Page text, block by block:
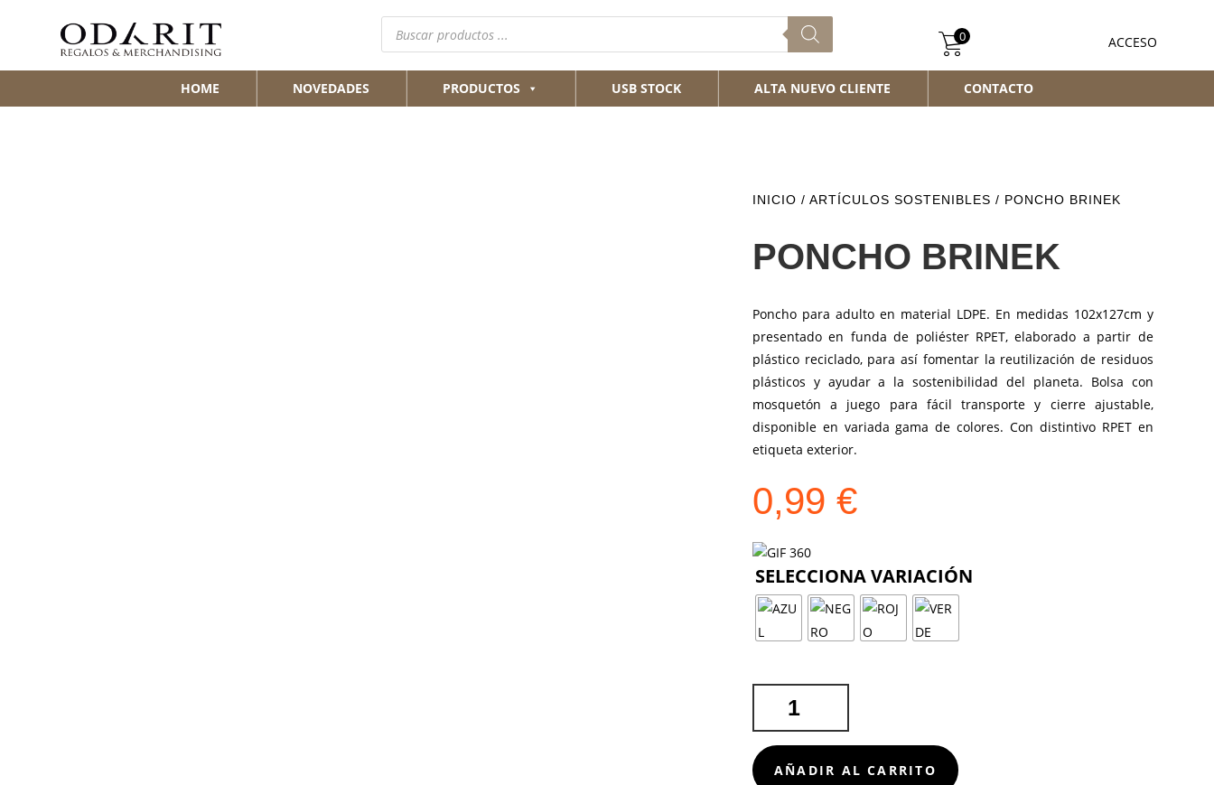
Búsqueda
productos ACCESO
0
HOME NOVEDADES PRODUCTOS USB STOCK ALTA NUEVO CLIENTE CONTACTO
INICIO / ARTÍCULOS SOSTENIBLES / PONCHO BRINEK
PONCHO BRINEK
Poncho para adulto en material LDPE. En medidas 102x127cm y
presentado en funda de poliéster RPET, elaborado a partir de
plástico reciclado, para así fomentar la reutilización de residuos
plásticos y ayudar a la sostenibilidad del planeta. Bolsa con
mosquetón a juego para fácil transporte y cierre ajustable,
disponible en variada gama de colores. Con distintivo RPET en
etiqueta exterior.
0,99 €
BRINEK
CANTIDAD
AÑADIR AL CARRITO